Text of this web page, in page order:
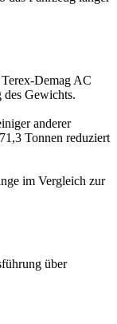
Demag AC
des Gewichts.
anderer
Tonnen reduziert
im Vergleich zur
über